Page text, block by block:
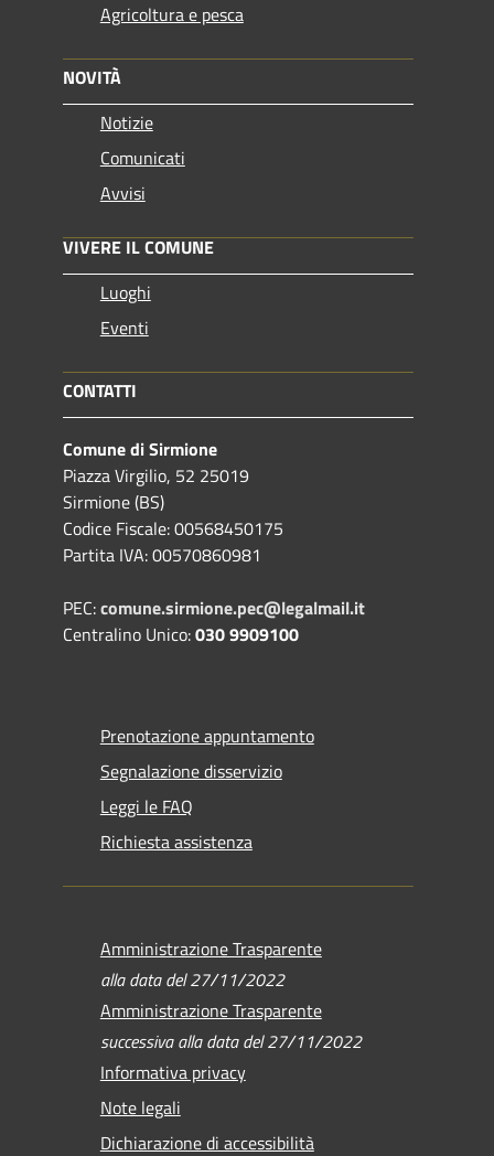
Agricoltura e pesca
NOVITÀ
Notizie
Comunicati
Avvisi
VIVERE IL COMUNE
Luoghi
Eventi
CONTATTI
Comune di Sirmione
Piazza Virgilio, 52 25019
Sirmione (BS)
Codice Fiscale: 00568450175
Partita IVA: 00570860981
PEC:comune.sirmione.pec@legalmail.it
Centralino Unico:030 9909100
Prenotazione appuntamento
Segnalazione disservizio
Leggi le FAQ
Richiesta assistenza
Amministrazione Trasparente
alla data del 27/11/2022
Amministrazione Trasparente
successiva alla data del 27/11/2022
Informativa privacy
Note legali
Dichiarazione di accessibilità